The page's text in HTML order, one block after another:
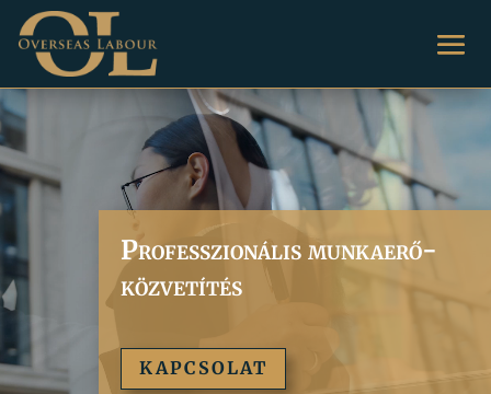
Videólejátszó
Professzionális munkaerő-
közvetítés
KAPCSOLAT